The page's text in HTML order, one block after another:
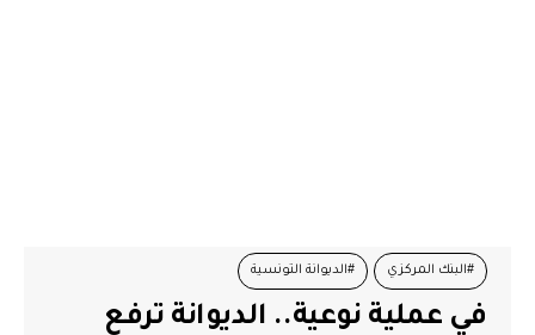
#البنك المركزي #الديوانة التونسية
في عملية نوعية.. الديوانة ترفع